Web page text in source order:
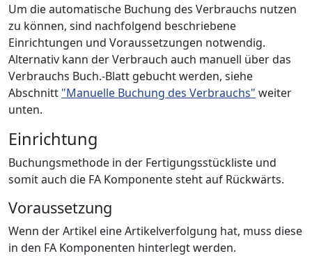
Um die automatische Buchung des Verbrauchs nutzen
zu können, sind nachfolgend beschriebene
Einrichtungen und Voraussetzungen notwendig.
Alternativ kann der Verbrauch auch manuell über das
Verbrauchs Buch.-Blatt gebucht werden, siehe
Abschnitt "Manuelle Buchung des Verbrauchs" weiter
unten.
Einrichtung
Buchungsmethode in der Fertigungsstückliste und
somit auch die FA Komponente steht auf Rückwärts.
Voraussetzung
Wenn der Artikel eine Artikelverfolgung hat, muss diese
in den FA Komponenten hinterlegt werden.